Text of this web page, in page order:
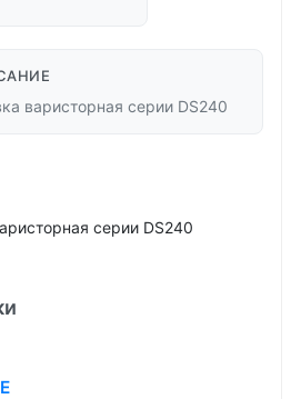
варисторная серии DS240
серии DS240